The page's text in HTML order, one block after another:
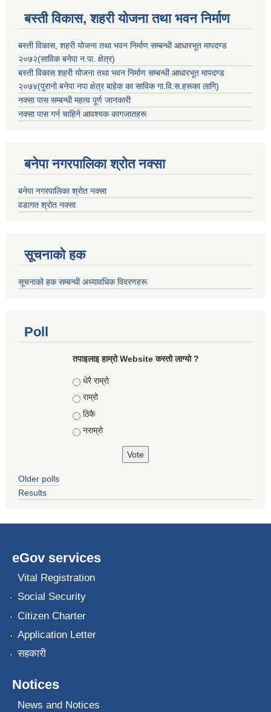
बस्ती विकास, शहरी योजना तथा भवन निर्माण
बस्ती विकास, शहरी योजना तथा भवन निर्माण सम्बन्धीआधारभूत मापदण्ड
२०७२(साविक बनेपा न.पा. क्षेत्र)
बस्ती विकास शहरी योजना तथा भवन निर्माण सम्बन्धीआधारभूत मापदण्ड
२०७४(पुरानो बनेपा नपा क्षेत्र बाहेक का साविक गा.वि.स.हरूका लागि)
नक्सा पास सम्बन्धी महत्व पूर्ण जानकारी
नक्सा पास गर्न चाहिने आवश्यक कागजातहरू
बनेपा नगरपालिका श्रोत नक्सा
बनेपा नगरपालिका श्रोत नक्सा
वडागत श्रोत नक्सा
सूचनाको हक
सूचनाको हक सम्बन्धी अध्यावधिक विवरणहरू
Poll
तपाइलाइ हाम्रो Website कस्तो लाग्यो ?
Choices
धेरै राम्रो
राम्रो
ठिकै
नराम्रो
Older polls
Results
eGov services
Vital Registration
Social Security
Citizen Charter
Application Letter
सहकारी
Notices
News and Notices